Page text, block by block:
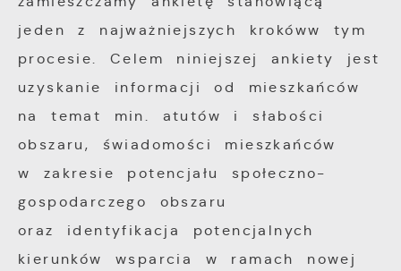
jeden z najważniejszych krokóww tym
procesie. Celem niniejszej ankiety jest
uzyskanie informacji od mieszkańców
na temat min. atutów i słabości
obszaru, świadomości mieszkańców
w zakresie potencjału społeczno-
gospodarczego obszaru
oraz identyfikacja potencjalnych
kierunków wsparcia w ramach nowej
dopasowanie jej do Twoich indywidualnych
preferencji. Wyrażenie zgody na
funkcjonalne i personalizacyjne pliki cookies
gwarantuje dostępność większej ilości
Analityczne pliki cookies pomagają nam
rozwijać się i dostosowywać do Twoich
potrzeb.
witryny internetowej, miejsca oraz
częstotliwości, z jaką odwiedzane są nasze
serwisy www. Dane pozwalają nam na
ocenę naszych serwisów internetowych pod
Więcej
Reklamowe
Dzięki reklamowym plikom cookies
prezentujemy Ci najciekawsze informacje i